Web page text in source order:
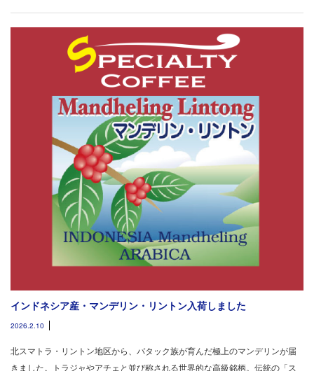
インドネシア産・マンデリン・リントン入荷しました
2026.2.10
北スマトラ・リントン地区から、バタック族が育んだ極上のマンデリンが届
きました。トラジャやアチェと並び称される世界的な高級銘柄。伝統の「ス